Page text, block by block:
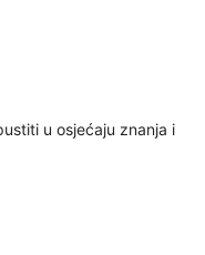
u osjećaju znanja i